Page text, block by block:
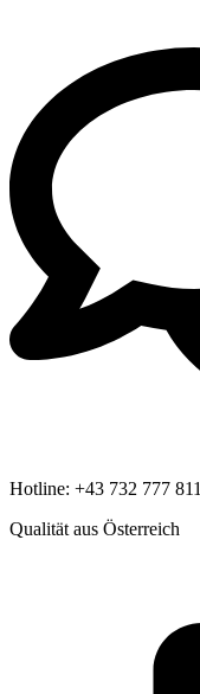
Hotline: +43 732 777 811
Qualität aus Österreich